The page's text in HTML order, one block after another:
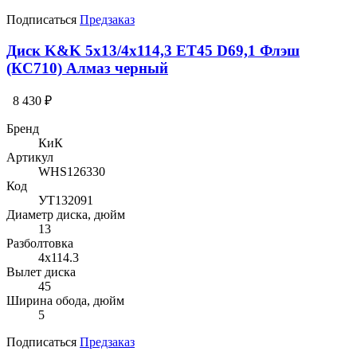
Подписаться Предзаказ
Диск K&K 5x13/4x114,3 ET45 D69,1 Флэш
(КС710) Алмаз черный
8 430 ₽
Бренд
КиК
Артикул
WHS126330
Код
УТ132091
Диаметр диска, дюйм
13
Разболтовка
4x114.3
Вылет диска
45
Ширина обода, дюйм
5
Подписаться Предзаказ